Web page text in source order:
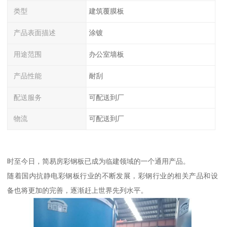
类型 建筑覆膜板
产品表面描述 涂镀
用途范围 办公室墙板
产品性能 耐刮
配送服务 可配送到厂
物流 可配送到厂
时至今日，简易房彩钢板已成为临建领域的一个通用产品。
随着国内抗静电彩钢板行业的不断发展，彩钢行业的相关产品和设
备也将更加的完善，逐渐赶上世界先列水平。